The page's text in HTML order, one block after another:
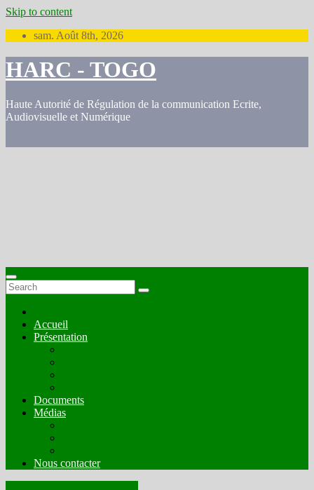
Skip to content
sam. Août 8th, 2026
HARC - TOGO
Haute Autorité de Régulation de la communication Ecrite,
Audiovisuelle et Numérique
Accueil
Présentation
Documents
Médias
Nous contacter